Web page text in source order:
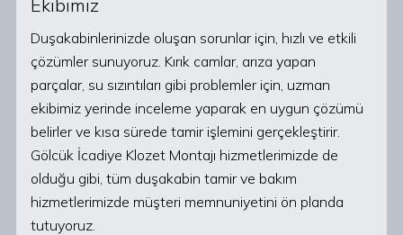
Ekibimiz
Duşakabinlerinizde oluşan sorunlar için, hızlı ve etkili
çözümler sunuyoruz. Kırık camlar, arıza yapan
parçalar, su sızıntıları gibi problemler için, uzman
ekibimiz yerinde inceleme yaparak en uygun çözümü
belirler ve kısa sürede tamir işlemini gerçekleştirir.
Gölcük İcadiye Klozet Montajı hizmetlerimizde de
olduğu gibi, tüm duşakabin tamir ve bakım
hizmetlerimizde müşteri memnuniyetini ön planda
tutuyoruz.